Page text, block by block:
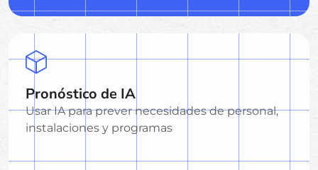
Pronóstico de IA
Usar IA para prever necesidades de personal,
instalaciones y programas